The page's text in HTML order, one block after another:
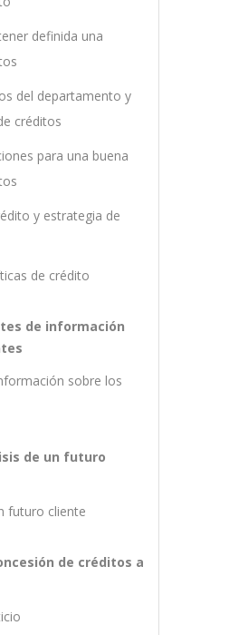
definida una
del departamento y
créditos
para una buena
y estrategia de
de crédito
de información
sobre los
de un futuro
futuro cliente
de créditos a